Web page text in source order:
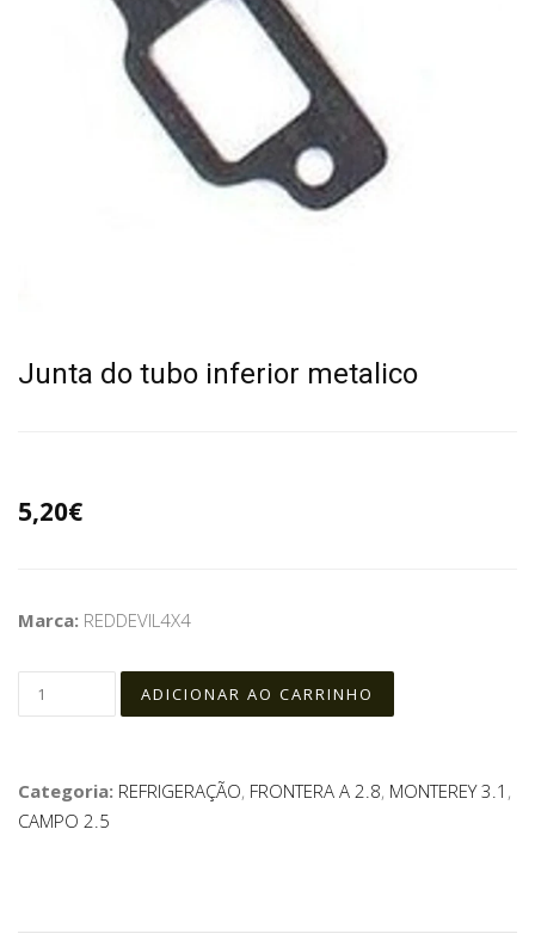
Junta do tubo inferior metalico
5,20€
Marca: REDDEVIL4X4
Categoria: REFRIGERAÇÃO, FRONTERA A 2.8, MONTEREY 3.1 ,
CAMPO 2.5